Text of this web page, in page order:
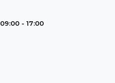
09:00 - 17:00